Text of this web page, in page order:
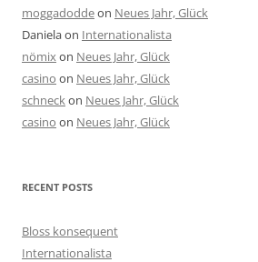
moggadoddeon Neues Jahr, Glück
Danielaon Internationalista
nömixon Neues Jahr, Glück
casino on Neues Jahr, Glück
schneckon Neues Jahr, Glück
casino on Neues Jahr, Glück
RECENT POSTS
Bloss konsequent
Internationalista